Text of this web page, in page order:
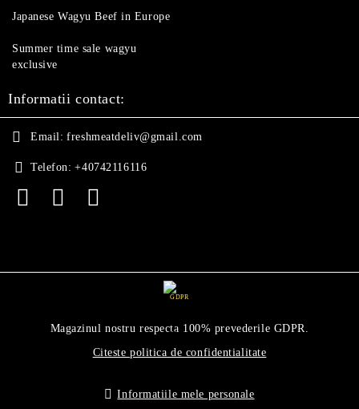
Japanese Wagyu Beef in Europe
Summer time sale wagyu
exclusive
Informatii contact:
Email: freshmeatdeliv@gmail.com
Telefon: +40742116116
GDPR
Magazinul nostru respecta 100% prevederile GDPR.
Citeste politica de confidentialitate
Informatiile mele personale